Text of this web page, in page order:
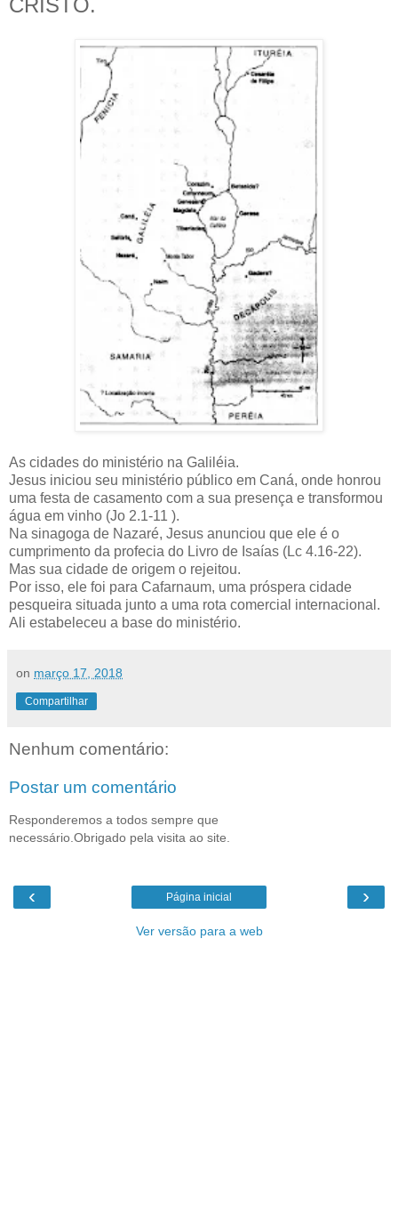
CRISTO.
As cidades do ministério na Galiléia.
Jesus iniciou seu ministério público em Caná, onde honrou
uma festa de casamento com a sua presença e transformou
água em vinho (Jo 2.1-11 ).
Na sinagoga de Nazaré, Jesus anunciou que ele é o
cumprimento da profecia do Livro de Isaías (Lc 4.16-22).
Mas sua cidade de origem o rejeitou.
Por isso, ele foi para Cafarnaum, uma próspera cidade
pesqueira situada junto a uma rota comercial internacional.
Ali estabeleceu a base do ministério.
on março 17, 2018
Compartilhar
Nenhum comentário:
Postar um comentário
Responderemos a todos sempre que
necessário.Obrigado pela visita ao site.
‹ ›
Página inicial
Ver versão para a web